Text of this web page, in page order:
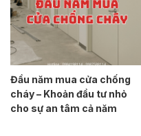
Đầu năm mua cửa chống
cháy – Khoản đầu tư nhỏ
cho sự an tâm cả năm